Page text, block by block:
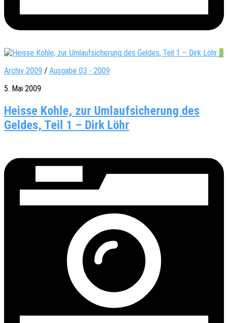
0
Archiv 2009 / Ausgabe 03 - 2009
5. Mai 2009
Heisse Kohle, zur Umlaufsicherung des
Geldes, Teil 1 – Dirk Löhr